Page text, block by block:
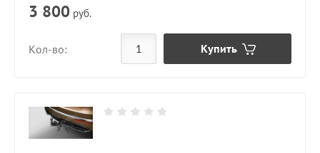
Кол-во:
3 800 руб.
Купить